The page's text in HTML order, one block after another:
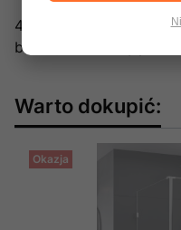
48 306 77 00
biuro@newtrendy.pl
Warto dokupić:
Okazja